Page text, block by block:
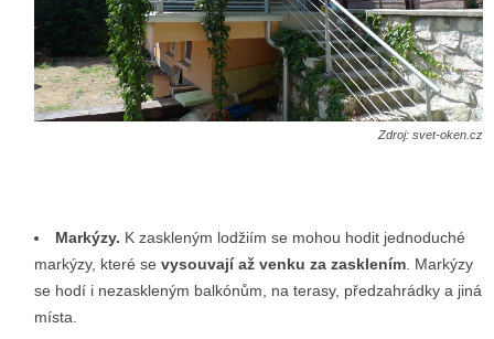
Zdroj: svet-oken.cz
Markýzy. K zaskleným lodžiím se mohou hodit jednoduché
markýzy, které se vysouvají až venku za zasklením . Markýzy
se hodí i nezaskleným balkónům, na terasy, předzahrádky a jiná
místa.